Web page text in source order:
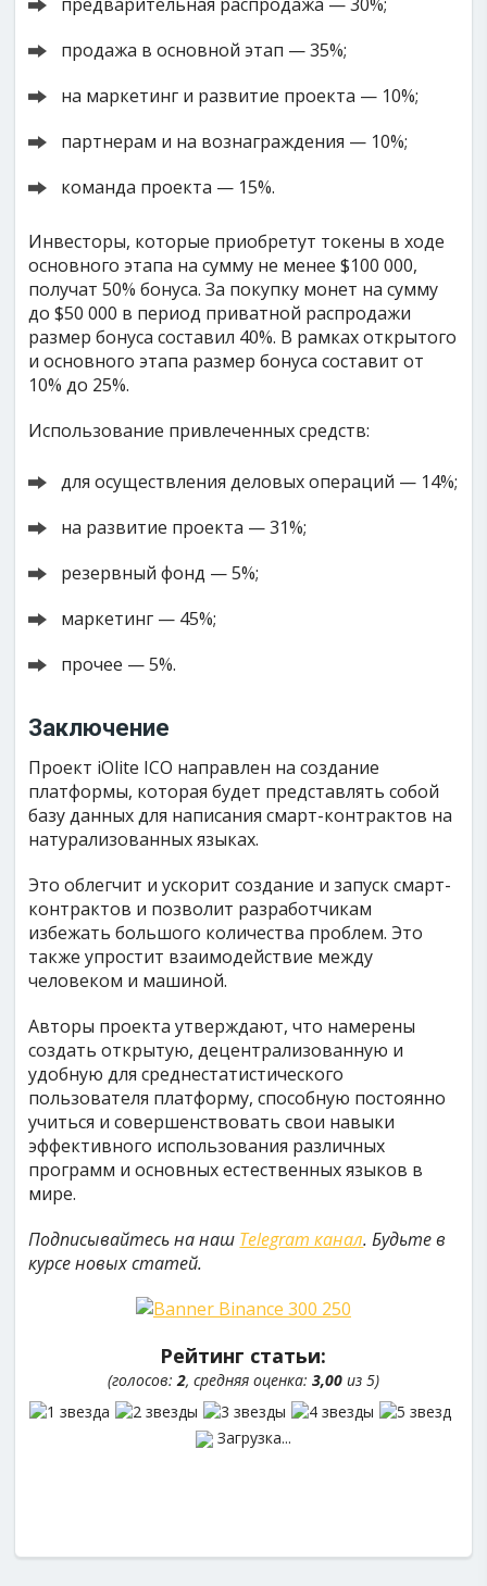
продажа в основной этап — 35%;
на маркетинг и развитие проекта — 10%;
партнерам и на вознаграждения — 10%;
команда проекта — 15%.
Инвесторы, которые приобретут токены в ходе
основного этапа на сумму не менее $100 000,
получат 50% бонуса. За покупку монет на сумму
до $50 000 в период приватной распродажи
размер бонуса составил 40%. В рамках открытого
и основного этапа размер бонуса составит от
10% до 25%.
Использование привлеченных средств:
для осуществления деловых операций — 14%;
на развитие проекта — 31%;
резервный фонд — 5%;
маркетинг — 45%;
прочее — 5%.
Заключение
Проект iOlite ICO направлен на создание
платформы, которая будет представлять собой
базу данных для написания смарт-контрактов на
натурализованных языках.
Это облегчит и ускорит создание и запуск смарт-
контрактов и позволит разработчикам
избежать большого количества проблем. Это
также упростит взаимодействие между
человеком и машиной.
Авторы проекта утверждают, что намерены
создать открытую, децентрализованную и
удобную для среднестатистического
пользователя платформу, способную постоянно
учиться и совершенствовать свои навыки
эффективного использования различных
программ и основных естественных языков в
мире.
Подписывайтесь на наш Telegram канал. Будьте в
курсе новых статей.
Рейтинг статьи:
(голосов:2, средняя оценка: 3,00из 5)
Загрузка...